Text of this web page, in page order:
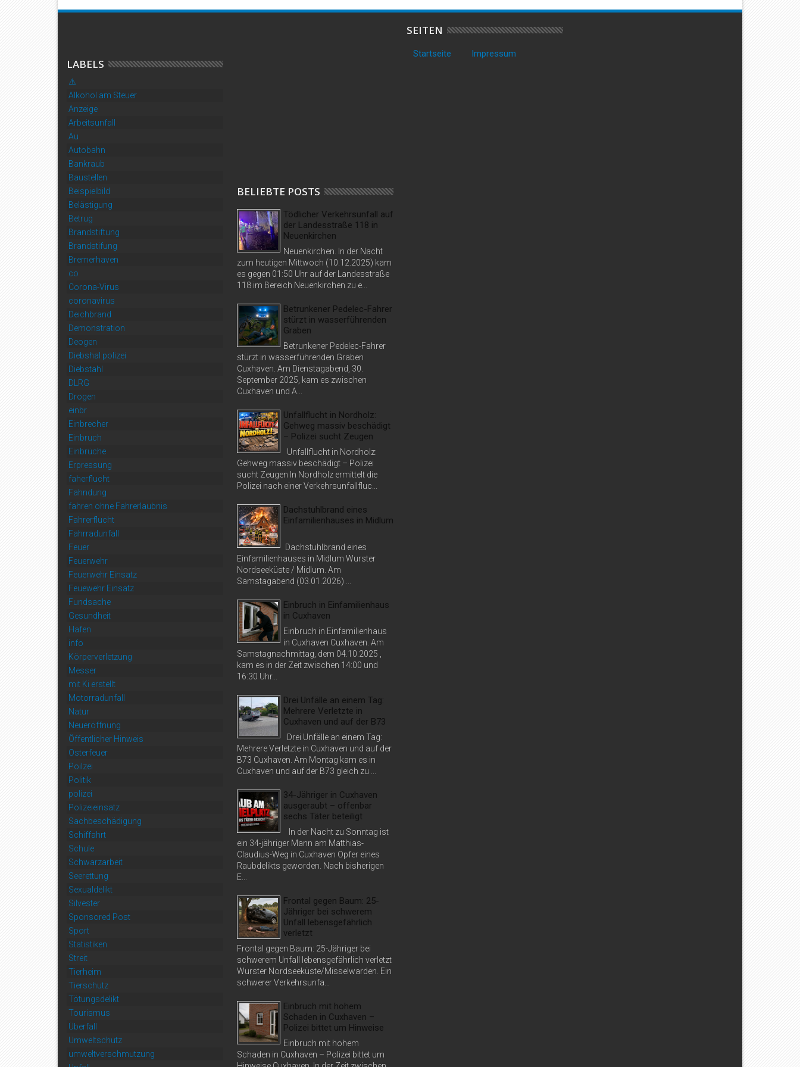
LABELS
⚠️
Alkohol am Steuer
Anzeige
Arbeitsunfall
Au
Autobahn
Bankraub
Baustellen
Beispielbild
Belästigung
Betrug
Brandstiftung
Brandstifung
Bremerhaven
co
Corona-Virus
coronavirus
Deichbrand
Demonstration
Deogen
Diebshal polizei
Diebstahl
DLRG
Drogen
einbr
Einbrecher
Einbruch
Einbrüche
Erpressung
faherflucht
Fahndung
fahren ohne Fahrerlaubnis
Fahrerflucht
Fahrradunfall
Feuer
Feuerwehr
Feuerwehr Einsatz
Feuewehr Einsatz
Fundsache
Gesundheit
Hafen
info
Körperverletzung
Messer
mit Ki erstellt
Motorradunfall
Natur
Neueröffnung
Öffentlicher Hinweis
Osterfeuer
Poilzei
Politik
polizei
Polizeieinsatz
Sachbeschädigung
Schiffahrt
Schule
Schwarzarbeit
Seerettung
Sexualdelikt
Silvester
Sponsored Post
Sport
Statistiken
Streit
Tierheim
Tierschutz
Tötungsdelikt
Tourismus
Überfall
Umweltschutz
umweltverschmutzung
BELIEBTE POSTS
Tödlicher Verkehrsunfall auf
der Landesstraße 118 in
Neuenkirchen
Neuenkirchen. In der Nacht
zum heutigen Mittwoch (10.12.2025) kam
es gegen 01:50 Uhr auf der Landesstraße
118 im Bereich Neuenkirchen zu e...
Betrunkener Pedelec-Fahrer
stürzt in wasserführenden
Graben
Betrunkener Pedelec-Fahrer
stürzt in wasserführenden Graben
Cuxhaven. Am Dienstagabend, 30.
September 2025, kam es zwischen
Cuxhaven und A...
Unfallflucht in Nordholz:
Gehweg massiv beschädigt
– Polizei sucht Zeugen
Unfallflucht in Nordholz:
Gehweg massiv beschädigt – Polizei
sucht Zeugen In Nordholz ermittelt die
Polizei nach einer Verkehrsunfallfluc...
Dachstuhlbrand eines
Einfamilienhauses in Midlum
Dachstuhlbrand eines
Einfamilienhauses in Midlum Wurster
Nordseeküste / Midlum. Am
Samstagabend (03.01.2026) ...
Einbruch in Einfamilienhaus
in Cuxhaven
Einbruch in Einfamilienhaus
in Cuxhaven Cuxhaven. Am
Samstagnachmittag, dem 04.10.2025 ,
kam es in der Zeit zwischen 14:00 und
16:30 Uhr...
Drei Unfälle an einem Tag:
Mehrere Verletzte in
Cuxhaven und auf der B73
Drei Unfälle an einem Tag:
Mehrere Verletzte in Cuxhaven und auf der
B73 Cuxhaven. Am Montag kam es in
Cuxhaven und auf der B73 gleich zu ...
34-Jähriger in Cuxhaven
ausgeraubt – offenbar
sechs Täter beteiligt
In der Nacht zu Sonntag ist
ein 34-jähriger Mann am Matthias-
Claudius-Weg in Cuxhaven Opfer eines
Raubdelikts geworden. Nach bisherigen
E...
Frontal gegen Baum: 25-
Jähriger bei schwerem
Unfall lebensgefährlich
verletzt
Frontal gegen Baum: 25-Jähriger bei
schwerem Unfall lebensgefährlich verletzt
Wurster Nordseeküste/Misselwarden. Ein
schwerer Verkehrsunfa...
Einbruch mit hohem
Schaden in Cuxhaven –
Polizei bittet um Hinweise
Einbruch mit hohem
Schaden in Cuxhaven – Polizei bittet um
SEITEN
Startseite Impressum